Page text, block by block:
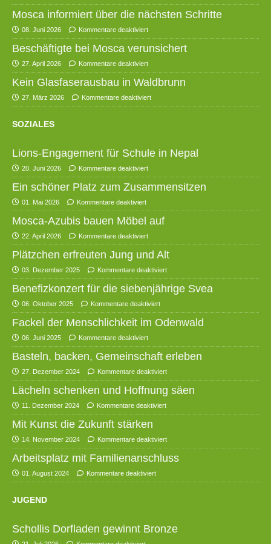
Mosca informiert über die nächsten Schritte
08. Juni 2026 Kommentare deaktiviert
Beschäftigte bei Mosca verunsichert
27. April 2026 Kommentare deaktiviert
Kein Glasfaserausbau in Waldbrunn
27. März 2026 Kommentare deaktiviert
SOZIALES
Lions-Engagement für Schule in Nepal
20. Juni 2026 Kommentare deaktiviert
Ein schöner Platz zum Zusammensitzen
01. Mai 2026 Kommentare deaktiviert
Mosca-Azubis bauen Möbel auf
22. April 2026 Kommentare deaktiviert
Plätzchen erfreuten Jung und Alt
03. Dezember 2025 Kommentare deaktiviert
Benefizkonzert für die siebenjährige Svea
06. Oktober 2025 Kommentare deaktiviert
Fackel der Menschlichkeit im Odenwald
06. Juni 2025 Kommentare deaktiviert
Basteln, backen, Gemeinschaft erleben
27. Dezember 2024 Kommentare deaktiviert
Lächeln schenken und Hoffnung säen
11. Dezember 2024 Kommentare deaktiviert
Mit Kunst die Zukunft stärken
14. November 2024 Kommentare deaktiviert
Arbeitsplatz mit Familienanschluss
01. August 2024 Kommentare deaktiviert
JUGEND
Schollis Dorfladen gewinnt Bronze